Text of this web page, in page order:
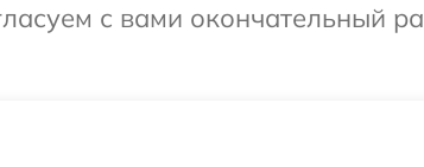
с вами окончательный